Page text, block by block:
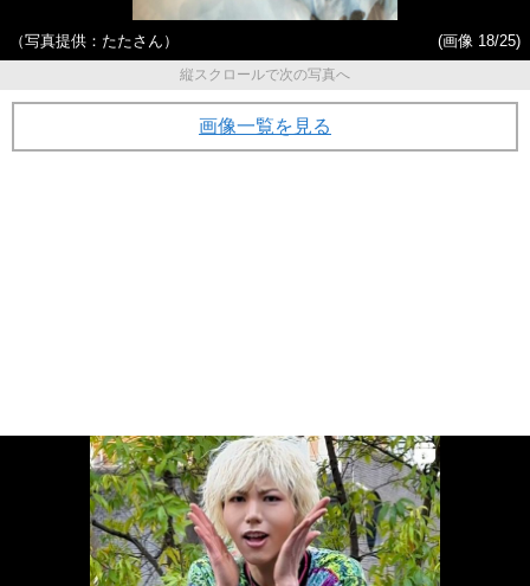
（写真提供：たたさん）
(画像 18/25)
縦スクロールで次の写真へ
画像一覧を見る